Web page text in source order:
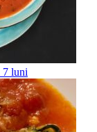
7 luni